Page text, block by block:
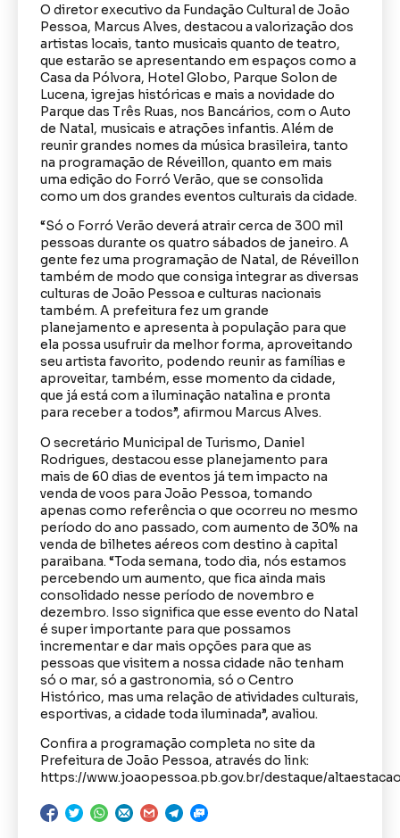
O diretor executivo da Fundação Cultural de João
Pessoa, Marcus Alves, destacou a valorização dos
artistas locais, tanto musicais quanto de teatro,
que estarão se apresentando em espaços como a
Casa da Pólvora, Hotel Globo, Parque Solon de
Lucena, igrejas históricas e mais a novidade do
Parque das Três Ruas, nos Bancários, com o Auto
de Natal, musicais e atrações infantis. Além de
reunir grandes nomes da música brasileira, tanto
na programação de Réveillon, quanto em mais
uma edição do Forró Verão, que se consolida
como um dos grandes eventos culturais da cidade.
“Só o Forró Verão deverá atrair cerca de 300 mil
pessoas durante os quatro sábados de janeiro. A
gente fez uma programação de Natal, de Réveillon
também de modo que consiga integrar as diversas
culturas de João Pessoa e culturas nacionais
também. A prefeitura fez um grande
planejamento e apresenta à população para que
ela possa usufruir da melhor forma, aproveitando
seu artista favorito, podendo reunir as famílias e
aproveitar, também, esse momento da cidade,
que já está com a iluminação natalina e pronta
para receber a todos”, afirmou Marcus Alves.
O secretário Municipal de Turismo, Daniel
Rodrigues, destacou esse planejamento para
mais de 60 dias de eventos já tem impacto na
venda de voos para João Pessoa, tomando
apenas como referência o que ocorreu no mesmo
período do ano passado, com aumento de 30% na
venda de bilhetes aéreos com destino à capital
paraibana. “Toda semana, todo dia, nós estamos
percebendo um aumento, que fica ainda mais
consolidado nesse período de novembro e
dezembro. Isso significa que esse evento do Natal
é super importante para que possamos
incrementar e dar mais opções para que as
pessoas que visitem a nossa cidade não tenham
só o mar, só a gastronomia, só o Centro
Histórico, mas uma relação de atividades culturais,
esportivas, a cidade toda iluminada”, avaliou.
Confira a programação completa no site da
Prefeitura de João Pessoa, através do link:
https://www.joaopessoa.pb.gov.br/destaque/